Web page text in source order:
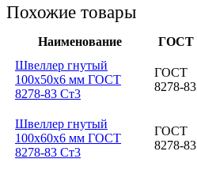
Похожие товары
Наименование ГОСТ
Швеллер гнутый
100x50x6 мм ГОСТ
8278-83 Ст3
ГОСТ
8278-83
Швеллер гнутый
100x60x6 мм ГОСТ
8278-83 Ст3
ГОСТ
8278-83